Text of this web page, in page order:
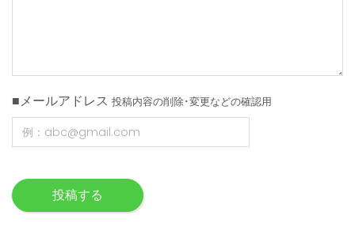
■メールアドレス 投稿内容の削除･変更などの確認用
投稿する